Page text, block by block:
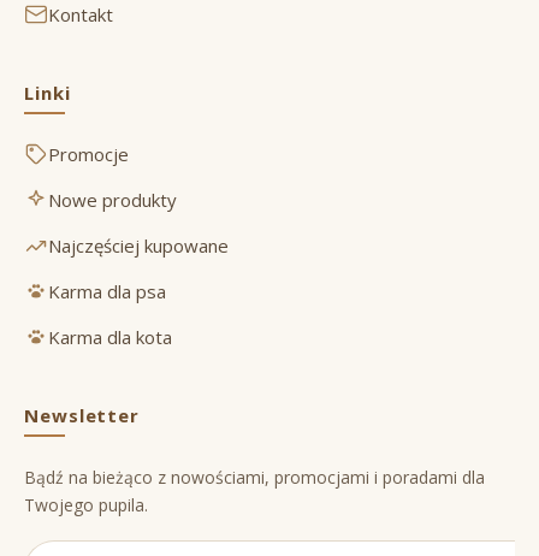
Kontakt
Linki
Promocje
Nowe produkty
Najczęściej kupowane
Karma dla psa
Karma dla kota
Newsletter
Bądź na bieżąco z nowościami, promocjami i poradami dla
Twojego pupila.